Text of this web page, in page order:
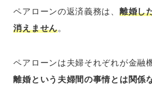
ペアローンの返済義務は、 離婚し
消えません。
ペアローンは夫婦それぞれが金融
離婚という夫婦間の事情とは関係